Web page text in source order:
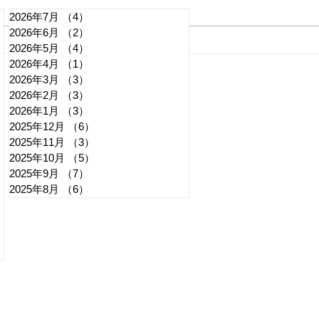
れいわ・山本太郎が代表辞
任 日本第一党・桜井誠と似
たような引退劇
2026年7月 （4）
2026年6月
（2）
2026年5月
（4）
2026年4月
（1）
2026年3月
（3）
2026年2月
（3）
2026年1月
（3）
2025年12月
（6）
2025年11月
（3）
2025年10月
（5）
2025年9月
（7）
2025年8月
（6）